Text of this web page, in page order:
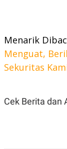
R
I
S
N
M
Menarik
Menguat,
Sekuritas
Cek Berita dan